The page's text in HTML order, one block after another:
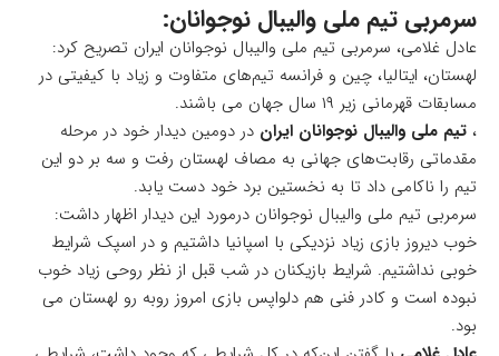
سرمربی تیم ملی والیبال نوجوانان:
عادل غلامی، سرمربی تیم ملی والیبال نوجوانان ایران تصریح کرد:
لهستان، ایتالیا، چین و فرانسه تیم‌های متفاوت و زیاد با کیفیتی در
مسابقات قهرمانی زیر ۱۹ سال جهان می باشند.
، تیم ملی والیبال نوجوانان ایران در دومین دیدار خود در مرحله
مقدماتی رقابت‌های جهانی به مصاف لهستان رفت و سه بر دو این
تیم را ناکامی داد تا به نخستین برد خود دست یابد.
سرمربی تیم ملی والیبال نوجوانان درمورد این دیدار اظهار داشت:
خوب دیروز بازی زیاد نزدیکی با اسپانیا داشتیم و در اسپک شرایط
خوبی نداشتیم. شرایط بازیکنان در شب قبل از نظر روحی زیاد خوب
نبوده است و کادر فنی هم دلواپس بازی امروز روبه رو لهستان می
بود.